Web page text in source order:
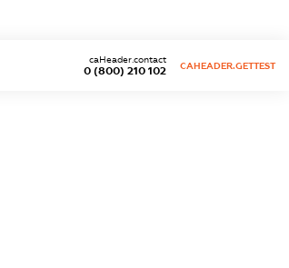
0 (800) 210 102
caHeader.contact
CAHEADER.GETTEST